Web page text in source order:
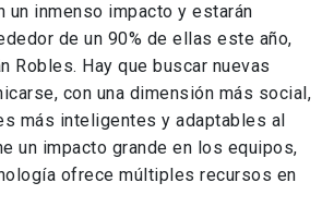
un inmenso impacto y estarán
de un 90% de ellas este año,
Robles. Hay que buscar nuevas
con una dimensión más social,
más inteligentes y adaptables al
un impacto grande en los equipos,
ofrece múltiples recursos en